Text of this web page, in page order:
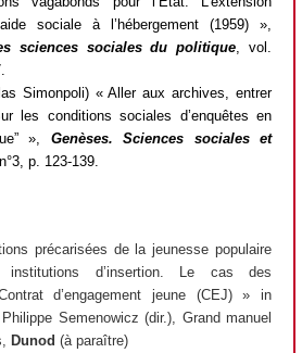
sociale à l’hébergement (1959) »,
sciences sociales du politique
vol.
Simonpoli) « Aller aux archives, entrer
les conditions sociales d’enquêtes en
», Genèses. Sciences sociales et
p. 123-139.
précarisées de la jeunesse populaire
d’insertion. Le cas des
d’engagement jeune (CEJ) » in
Semenowicz (dir.), Grand manuel
Dunod (à paraître)